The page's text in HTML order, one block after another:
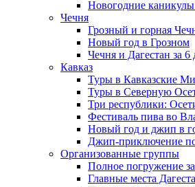
Новогодние каникулы
Чечня
Грозный и горная
Новый год в Грозном
Чечня и Дагестан за 6
Кавказ
Туры в Кавказские
Туры в Северную
Три республики:
Фестиваль пива во
Новый год и джип в
Джип-приключение
Организованные группы
Полное погружение
Главные места